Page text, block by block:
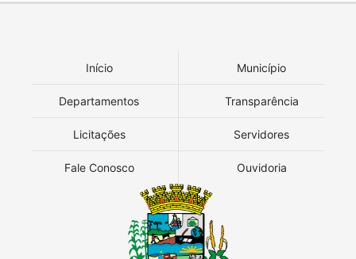
Início Município
Departamentos Transparência
Licitações Servidores
Fale Conosco Ouvidoria